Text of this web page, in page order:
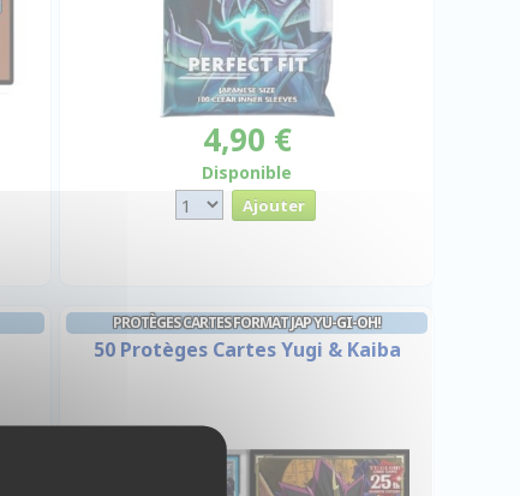
4,90 €
Disponible
PROTÈGES CARTES FORMAT JAP YU-GI-OH!
50 Protèges Cartes Yugi & Kaiba